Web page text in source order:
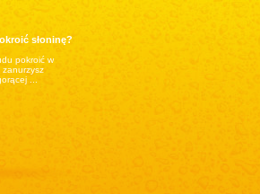
słoninę?
pokroić w
zanurzysz
...